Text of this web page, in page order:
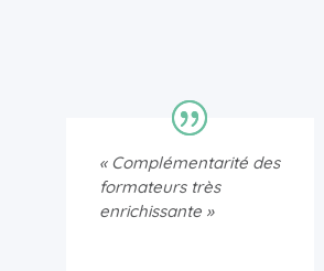
« Complémentarité des
formateurs très
enrichissante »